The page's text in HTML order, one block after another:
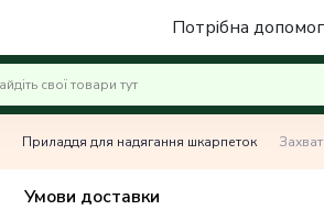
Потрібна
Приладдя для надягання шкарпеток
Умови доставки